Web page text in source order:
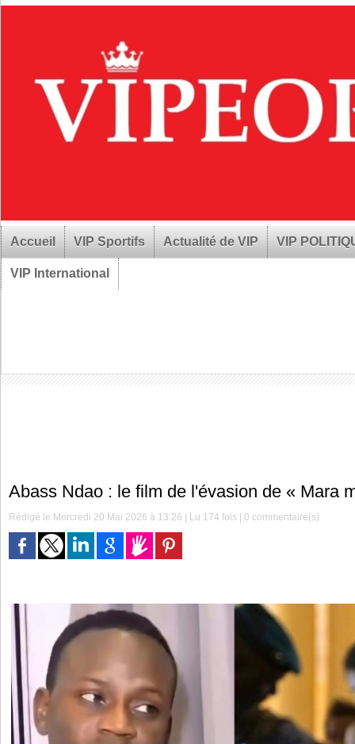
Accueil VIP Sportifs Actualité de VIP VIP
VIP International
Abass Ndao : le film de l'évasion de « Mara
Rédigé le Mercredi 20 Mai 2026 à 13:26 | Lu 174 fois |0 commentaire(s)